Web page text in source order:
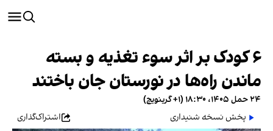
۶ کودک بر اثر سوء تغذیه و بسته
ماندن راه‌ها در نورستان جان باختند
۲۴ حمل ۱۴۰۵، ۱۸:۳۰ (‎+۱ گرینویچ)
پخش نسخه شنیداری
اشتراک‌گذاری